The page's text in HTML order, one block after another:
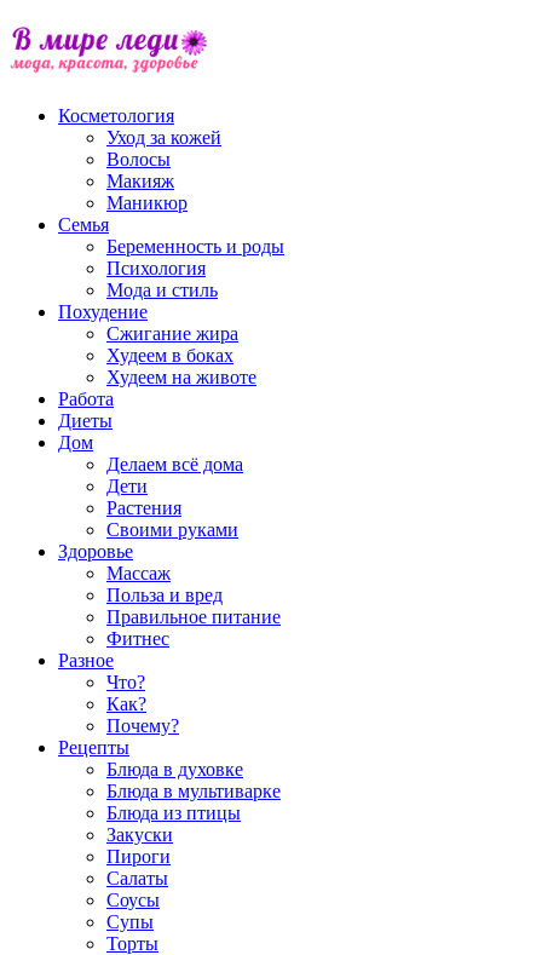
Косметология
Уход за кожей
Волосы
Макияж
Маникюр
Семья
Беременность и роды
Психология
Мода и стиль
Похудение
Сжигание жира
Худеем в боках
Худеем на животе
Работа
Диеты
Дом
Делаем всё дома
Дети
Растения
Своими руками
Здоровье
Массаж
Польза и вред
Правильное питание
Фитнес
Разное
Что?
Как?
Почему?
Рецепты
Блюда в духовке
Блюда в мультиварке
Блюда из птицы
Закуски
Пироги
Салаты
Соусы
Супы
Торты